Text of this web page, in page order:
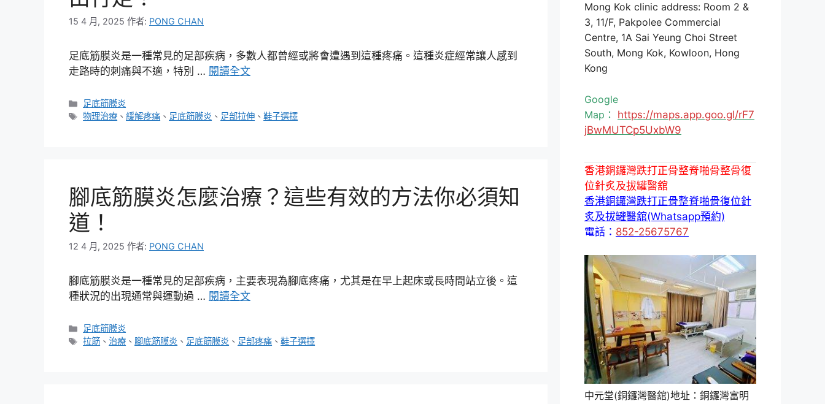
15 4 月, 2025 作者: PONG CHAN
足底筋膜炎是一種常見的足部疾病，多數人都曾經或將會遭遇到這種疼痛。這種炎症經常讓人感到
走路時的刺痛與不適，特別 … 閱讀全文
分
類
足底筋膜炎
標
物理治療 、緩解疼痛 、 足底筋膜炎 、 足部拉伸 、鞋子選擇
腳底筋膜炎怎麼治療？這些有效的方法你必須知
道！
12 4 月, 2025 作者: PONG CHAN
腳底筋膜炎是一種常見的足部疾病，主要表現為腳底疼痛，尤其是在早上起床或長時間站立後。這
種狀況的出現通常與運動過 … 閱讀全文
分
類
足底筋膜炎
標
拉筋 、治療 、 腳底筋膜炎 、 足底筋膜炎 、 足部疼痛 、鞋子選擇
Mong Kok clinic address: Room 2 &
3, 11/F, Pakpolee Commercial
Centre, 1A Sai Yeung Choi Street
South, Mong Kok, Kowloon, Hong
Kong
Google
Map： https://maps.app.goo.gl/rF7
jBwMUTCp5UxbW9
香港銅鑼灣跌打正骨整脊啪骨整骨復
位針炙及拔罐醫舘
香港銅鑼灣跌打正骨整脊啪骨復位針
炙及拔罐醫舘(Whatsapp預約)
電話： 852-25675767
中元堂(銅鑼灣醫舘)地址：銅鑼灣富明